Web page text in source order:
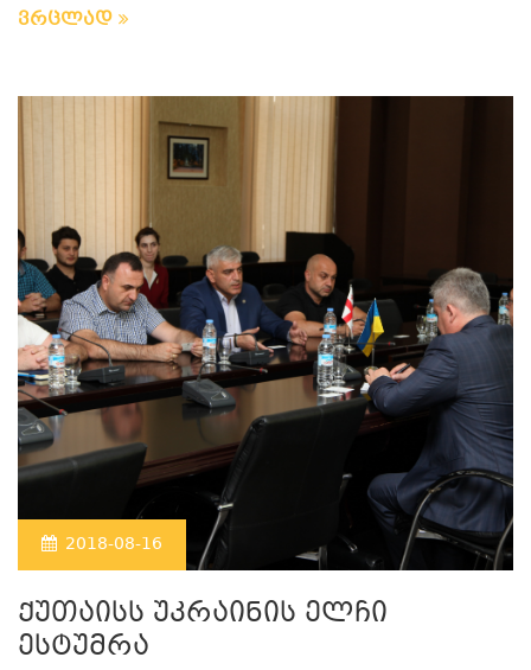
ვრცლად
2018-08-16
ქუთაისს უკრაინის ელჩი
ესტუმრა